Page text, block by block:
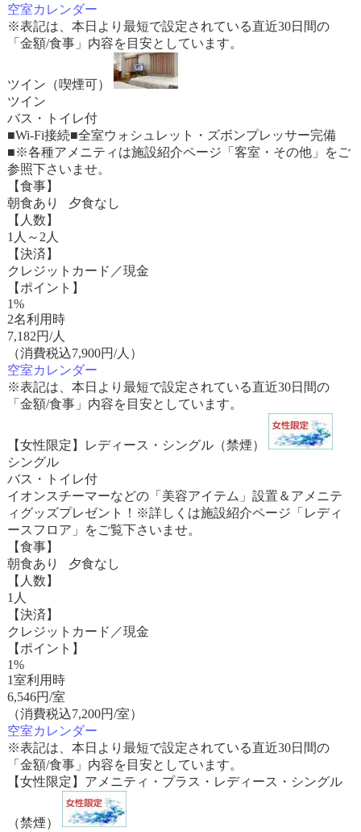
空室カレンダー
※表記は、本日より最短で設定されている直近30日間の
「金額/食事」内容を目安としています。
ツイン（喫煙可）
ツイン
バス・トイレ付
■Wi-Fi接続■全室ウォシュレット・ズボンプレッサー完備
■※各種アメニティは施設紹介ページ「客室・その他」をご
参照下さいませ。
【食事】
朝食あり 夕食なし
【人数】
1人～2人
【決済】
クレジットカード／現金
【ポイント】
1%
2名利用時
7,182円/人
（消費税込7,900円/人）
空室カレンダー
※表記は、本日より最短で設定されている直近30日間の
「金額/食事」内容を目安としています。
【女性限定】レディース・シングル（禁煙）
シングル
バス・トイレ付
イオンスチーマーなどの「美容アイテム」設置＆アメニテ
ィグッズプレゼント！※詳しくは施設紹介ページ「レディ
ースフロア」をご覧下さいませ。
【食事】
朝食あり 夕食なし
【人数】
1人
【決済】
クレジットカード／現金
【ポイント】
1%
1室利用時
6,546円/室
（消費税込7,200円/室）
空室カレンダー
※表記は、本日より最短で設定されている直近30日間の
「金額/食事」内容を目安としています。
【女性限定】アメニティ・プラス・レディース・シングル
（禁煙）